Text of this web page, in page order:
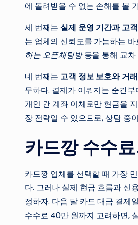
에 돌려받을 수 없는 손해를 볼
세 번째는 실제 운영 기간과 고
는 업체의 신뢰도를 가늠하는
하는 오픈채팅방등을 통해 교차
네 번째는 고객 정보 보호와 거
무하다. 결제가 이뤄지는 순간
개인 간 계좌 이체로만 현금을
장 전략일 수 있으므로, 상담 중
카드깡 수수
카드깡 업체를 선택할 때 가장
다. 그러나 실제 현금 흐름과 신
정하자. 다음 달 카드 대금 결제
수수료 40만 원까지 고려하면,